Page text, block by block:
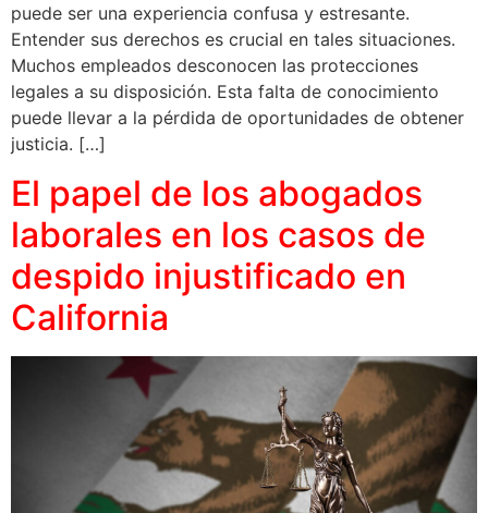
puede ser una experiencia confusa y estresante.
Entender sus derechos es crucial en tales situaciones.
Muchos empleados desconocen las protecciones
legales a su disposición. Esta falta de conocimiento
puede llevar a la pérdida de oportunidades de obtener
justicia. […]
El papel de los abogados
laborales en los casos de
despido injustificado en
California